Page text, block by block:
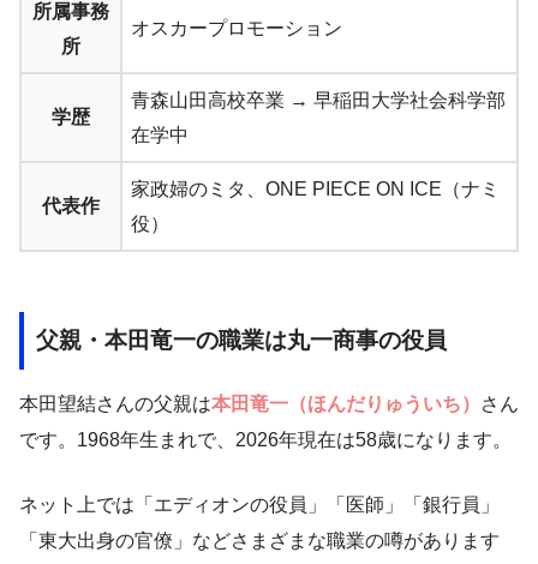
所属事務
所
オスカープロモーション
学歴
青森山田高校卒業 → 早稲田大学社会科学部
在学中
代表作
家政婦のミタ、ONE PIECE ON ICE（ナミ
役）
父親・本田竜一の職業は丸一商事の役員
本田望結さんの父親は本田竜一（ほんだりゅういち）
さん
です。1968年生まれで、2026年現在は58歳になります。
ネット上では「エディオンの役員」「医師」「銀行員」
「東大出身の官僚」などさまざまな職業の噂があります